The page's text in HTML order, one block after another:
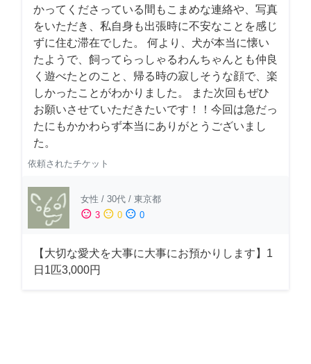
かってくださっている間もこまめな連絡や、写真
をいただき、私自身も出張時に不安なことを感じ
ずに住む滞在でした。 何より、犬が本当に懐い
たようで、飼ってらっしゃるわんちゃんとも仲良
く遊べたとのこと、帰る時の寂しそうな顔で、楽
しかったことがわかりました。 また次回もぜひ
お願いさせていただきたいです！！今回は急だっ
たにもかかわらず本当にありがとうございまし
た。
依頼されたチケット
女性 / 30代 / 東京都
sentiment_satisfied 3 sentiment_neutral 0 sentiment_dissatisfied 0
【大切な愛犬を大事に大事にお預かりします】1
日1匹3,000円